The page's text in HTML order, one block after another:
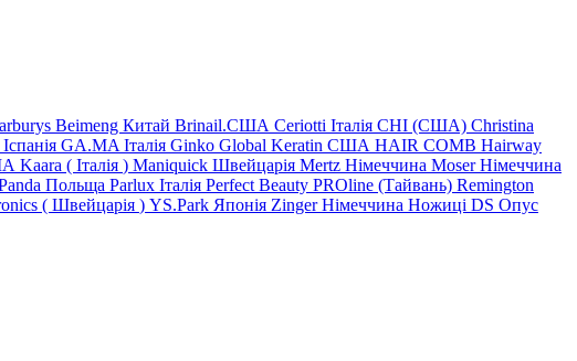
Beimeng Китай Brinail.США Ceriotti Італія CHI (США) Christina
GA.MA Італія Ginko Global Keratin США HAIR COMB Hairway
Kaara ( Італія ) Maniquick Швейцарія Mertz Німеччина Moser Німеччина
Польща Parlux Італія Perfect Beauty PROline (Тайвань) Remington
( Швейцарія ) YS.Park Японія Zinger Німеччина Ножиці DS Опус